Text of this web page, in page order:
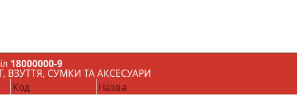
18000000-9
ВЗУТТЯ, СУМКИ ТА АКСЕСУАРИ
Код
Назва